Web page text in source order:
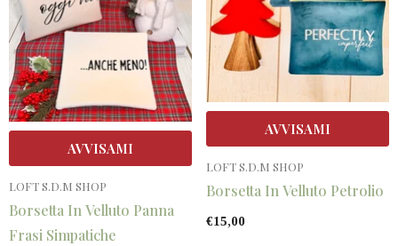
AVVISAMI
VENDITORE:
LOFT S.D.M SHOP
Borsetta In Velluto Panna
Frasi Simpatiche
AVVISAMI
VENDITORE:
LOFT S.D.M SHOP
Borsetta In Velluto Petrolio
€15,00